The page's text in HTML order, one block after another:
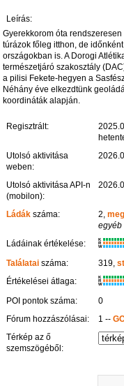
Leírás:
Gyerekkorom óta
túrázok főleg itthon, de
országokban is. A Dorogi
természetjáró szakosztály
a pilisi Fekete-hegyen a
Néhány éve elkezdtünk
koordináták alapján.
Regisztrált:
Utolsó aktivitása
weben:
Utolsó aktivitása API-n
(mobilon):
Ládák száma: 2,
egyéb
Ládáinak értékelése:
K
R
W
Találatai száma: 319,
Értékelései átlaga:
K
R
W
POI pontok száma:
0
Fórum hozzászólásai:
1 --
Térkép az ő
szemszögéből: